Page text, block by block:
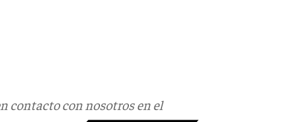
contacto con nosotros en el